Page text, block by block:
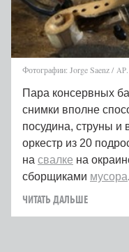
Фотографии: Jorge Saenz / AP.
Пара консервных
снимки вполне
посудина, струны и
оркестр из 20
на свалке на
сборщиками мусора.
ЧИТАТЬ ДАЛЬШЕ